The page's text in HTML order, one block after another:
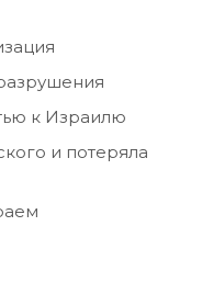
к Израилю
и потеряла